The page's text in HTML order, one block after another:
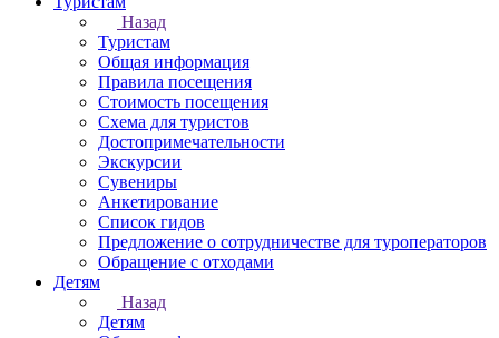
Назад
Туристам
Общая информация
Правила посещения
Стоимость посещения
Схема для туристов
Достопримечательности
Экскурсии
Сувениры
Анкетирование
Список гидов
Предложение о сотрудничестве для туроператоров
Обращение с отходами
Детям
Назад
Детям